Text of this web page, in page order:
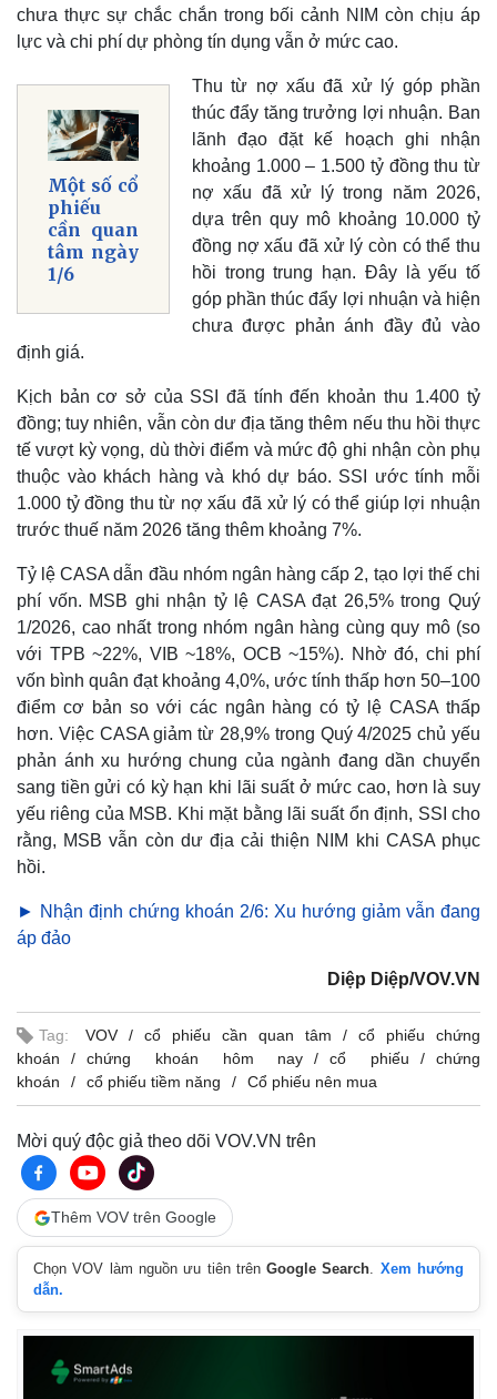
Kinh tế
Bất động sản
Khởi nghiệp
Thị trường
Giá vàng
Tiêu dùng
Giá cà phê
chưa thực sự chắc chắn trong bối cảnh NIM còn chịu áp
lực và chi phí dự phòng tín dụng vẫn ở mức cao.
Một số cổ
phiếu
cần quan
tâm ngày
1/6
Thu từ nợ xấu đã xử lý góp phần
thúc đẩy tăng trưởng lợi nhuận. Ban
lãnh đạo đặt kế hoạch ghi nhận
khoảng 1.000 – 1.500 tỷ đồng thu từ
nợ xấu đã xử lý trong năm 2026,
dựa trên quy mô khoảng 10.000 tỷ
đồng nợ xấu đã xử lý còn có thể thu
hồi trong trung hạn. Đây là yếu tố
góp phần thúc đẩy lợi nhuận và hiện
chưa được phản ánh đầy đủ vào
định giá.
Kịch bản cơ sở của SSI đã tính đến khoản thu 1.400 tỷ
đồng; tuy nhiên, vẫn còn dư địa tăng thêm nếu thu hồi thực
tế vượt kỳ vọng, dù thời điểm và mức độ ghi nhận còn phụ
thuộc vào khách hàng và khó dự báo. SSI ước tính mỗi
1.000 tỷ đồng thu từ nợ xấu đã xử lý có thể giúp lợi nhuận
trước thuế năm 2026 tăng thêm khoảng 7%.
Tỷ lệ CASA dẫn đầu nhóm ngân hàng cấp 2, tạo lợi thế chi
phí vốn. MSB ghi nhận tỷ lệ CASA đạt 26,5% trong Quý
1/2026, cao nhất trong nhóm ngân hàng cùng quy mô (so
với TPB ~22%, VIB ~18%, OCB ~15%). Nhờ đó, chi phí
vốn bình quân đạt khoảng 4,0%, ước tính thấp hơn 50–100
điểm cơ bản so với các ngân hàng có tỷ lệ CASA thấp
hơn. Việc CASA giảm từ 28,9% trong Quý 4/2025 chủ yếu
phản ánh xu hướng chung của ngành đang dần chuyển
sang tiền gửi có kỳ hạn khi lãi suất ở mức cao, hơn là suy
yếu riêng của MSB. Khi mặt bằng lãi suất ổn định, SSI cho
rằng, MSB vẫn còn dư địa cải thiện NIM khi CASA phục
hồi.
► Nhận định chứng khoán 2/6: Xu hướng giảm vẫn đang
áp đảo
Diệp Diệp/VOV.VN
Tag: VOV cổ phiếu cần quan tâm
cổ phiếu chứng
khoán
chứng khoán hôm nay cổ phiếu
chứng
khoán
cổ phiếu tiềm năng Cổ phiếu nên mua
Mời quý độc giả theo dõi VOV.VN trên
Thêm VOV trên Google
Chọn VOV làm nguồn ưu tiên trênGoogle Search. Xem hướng
dẫn.